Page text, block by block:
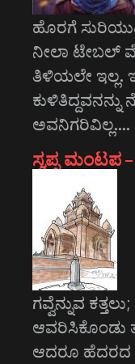
ಹೊರಗೆ
ನೀಲಾ ಟೇಬಲ್
ತಿಳಿಯಲೇ ಇಲ್ಲ.
ಅವನಿಗರಿವಿಲ್ಲ.…
ಸ್ವಪ್ನ ಮಂಟಪ
ಗವ್ವೆನ್ನುವ
ಆವರಿಸಿಕೊಂಡು
ಆದರೂ ಹೆದರದ